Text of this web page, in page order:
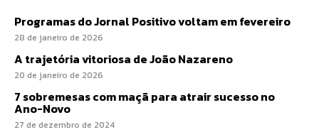
Programas do Jornal Positivo voltam em fevereiro
28 de janeiro de 2026
A trajetória vitoriosa de João Nazareno
20 de janeiro de 2026
7 sobremesas com maçã para atrair sucesso no
Ano-Novo
27 de dezembro de 2024